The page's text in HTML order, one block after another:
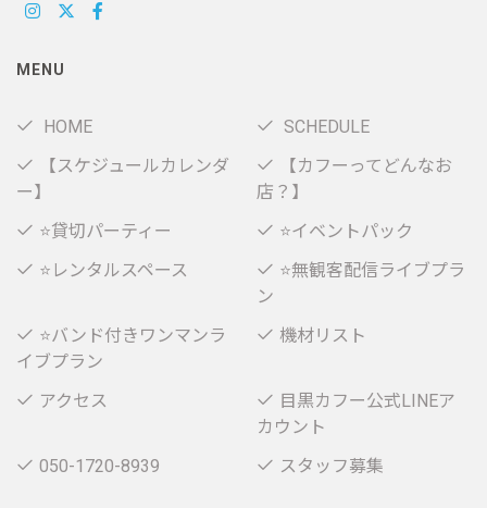
MENU
HOME
SCHEDULE
【スケジュールカレンダ
ー】
【カフーってどんなお
店？】
⭐貸切パーティー
⭐イベントパック
⭐レンタルスペース
⭐無観客配信ライブプラ
ン
⭐バンド付きワンマンラ
イブプラン
機材リスト
アクセス
目黒カフー公式LINEア
カウント
050-1720-8939
スタッフ募集